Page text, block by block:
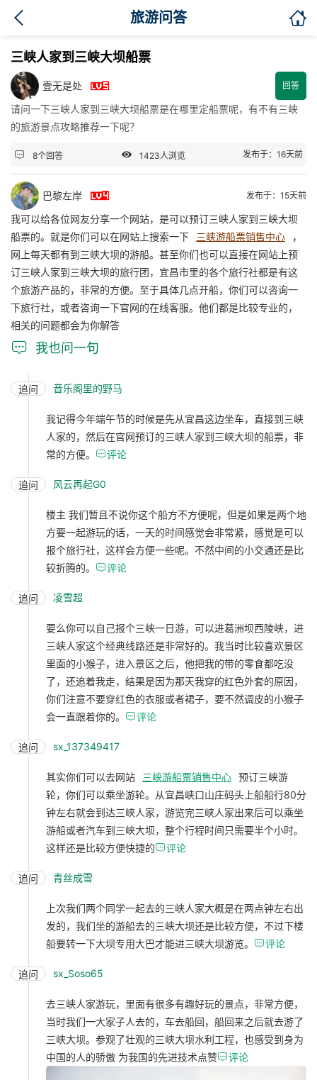
旅游问答 
三峡人家到三峡大坝船票
壹无是处  回答
请问一下三峡人家到三峡大坝船票是在哪里定船票呢，有不有三峡
的旅游景点攻略推荐一下呢？
 8个回答  1423人浏览 发布于：16天前
巴黎左岸  发布于：15天前
我可以给各位网友分享一个网站，是可以预订三峡人家到三峡大坝
船票的。就是你们可以在网站上搜索一下
三峡游船票销售中心
，
网上每天都有到三峡大坝的游船。甚至你们也可以直接在网站上预
订三峡人家到三峡大坝的旅行团，宜昌市里的各个旅行社都是有这
个旅游产品的，非常的方便。至于具体几点开船，你们可以咨询一
下旅行社，或者咨询一下官网的在线客服。他们都是比较专业的，
相关的问题都会为你解答
 我也问一句
追问 音乐阁里的野马
我记得今年端午节的时候是先从宜昌这边坐车，直接到三峡
人家的，然后在官网预订的三峡人家到三峡大坝的船票，非
常的方便。 评论
追问 风云再起G0
楼主 我们暂且不说你这个船方不方便呢，但是如果是两个地
方要一起游玩的话，一天的时间感觉会非常紧，感觉是可以
报个旅行社，这样会方便一些呢。不然中间的小交通还是比
较折腾的。 评论
追问 凌雪超
要么你可以自己报个三峡一日游，可以进葛洲坝西陵峡，进
三峡人家这个经典线路还是非常好的。我当时比较喜欢景区
里面的小猴子，进入景区之后，他把我的带的零食都吃没
了，还追着我走，结果是因为那天我穿的红色外套的原因，
你们注意不要穿红色的衣服或者裙子，要不然调皮的小猴子
会一直跟着你的。 评论
追问 sx_137349417
其实你们可以去网站 三峡游船票销售中心 预订三峡游
轮，你们可以乘坐游轮。从宜昌峡口山庄码头上船船行80分
钟左右就会到达三峡人家，游览完三峡人家出来后可以乘坐
游船或者汽车到三峡大坝，整个行程时间只需要半个小时。
这样还是比较方便快捷的评论
追问 青丝成雪
上次我们两个同学一起去的三峡人家大概是在两点钟左右出
发的，我们坐的游船去的三峡大坝还是比较方便，不过下楼
船要转一下大坝专用大巴才能进三峡大坝游览。 评论
追问 sx_Soso65
去三峡人家游玩，里面有很多有趣好玩的景点，非常方便，
当时我们一大家子人去的，车去船回，船回来之后就去游了
三峡大坝。参观了壮观的三峡大坝水利工程，也感受到身为
中国的人的骄傲 为我国的先进技术点赞评论